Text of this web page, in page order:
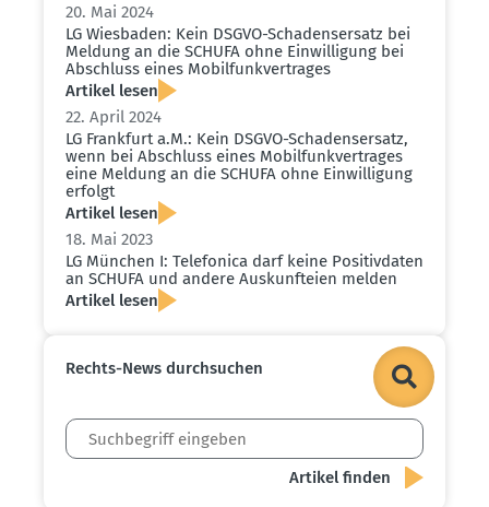
20. Mai 2024
LG Wiesbaden: Kein DSGVO-Schadens­ersatz bei
Meldung an die SCHUFA ohne Einwil­ligung bei
Abschluss eines Mobil­funk­ver­trages
Artikel lesen
22. April 2024
LG Frankfurt a.M.: Kein DSGVO-Schadens­ersatz,
wenn bei Abschluss eines Mobil­funk­ver­trages
eine Meldung an die SCHUFA ohne Einwil­ligung
erfolgt
Artikel lesen
18. Mai 2023
LG München I: Telefonica darf keine Positiv­daten
an SCHUFA und andere Auskunf­teien melden
Artikel lesen
Rechts-News durch­suchen